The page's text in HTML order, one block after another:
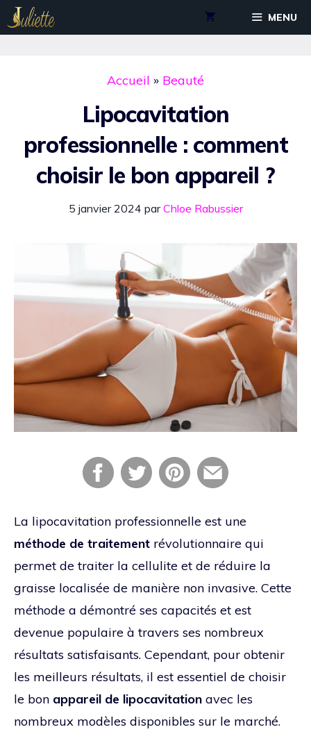
Aller
au
MENU
Accueil » Beauté
Lipocavitation
professionnelle : comment
choisir le bon appareil ?
5 janvier 2024 parChloe Rabussier
La lipocavitation professionnelle est une
méthode de traitement révolutionnaire qui
permet de traiter la cellulite et de réduire la
graisse localisée de manière non invasive. Cette
méthode a démontré ses capacités et est
devenue populaire à travers ses nombreux
résultats satisfaisants. Cependant, pour obtenir
les meilleurs résultats, il est essentiel de choisir
le bon appareil de lipocavitation avec les
nombreux modèles disponibles sur le marché.